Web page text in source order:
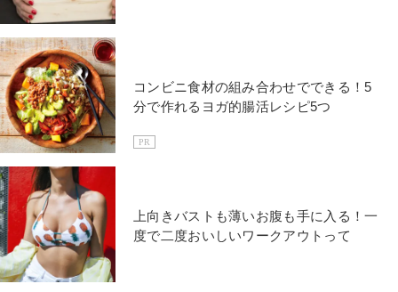
コンビニ食材の組み合わせでできる！5
分で作れるヨガ的腸活レシピ5つ
PR
上向きバストも薄いお腹も手に入る！一
度で二度おいしいワークアウトって